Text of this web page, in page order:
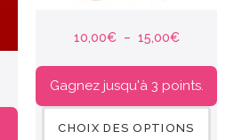
10,00€ – 15,00€
Gagnez jusqu'à 3 points.
CHOIX DES OPTIONS